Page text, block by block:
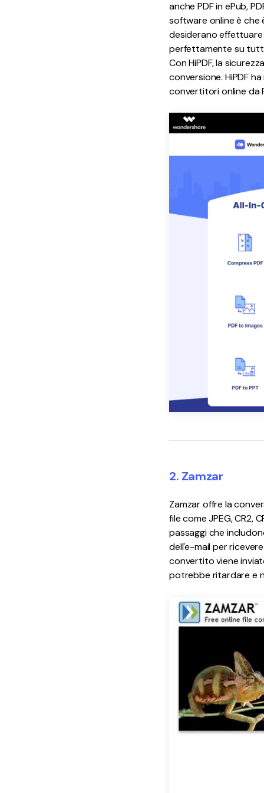
anche PDF in ePub,
software online è che
desiderano effettuare
perfettamente su tutti
Con HiPDF, la
conversione. HiPDF
convertitori online da
2. Zamzar
Zamzar offre la
file come JPEG, CR2,
passaggi che
dell'e-mail per
convertito viene
potrebbe ritardare e